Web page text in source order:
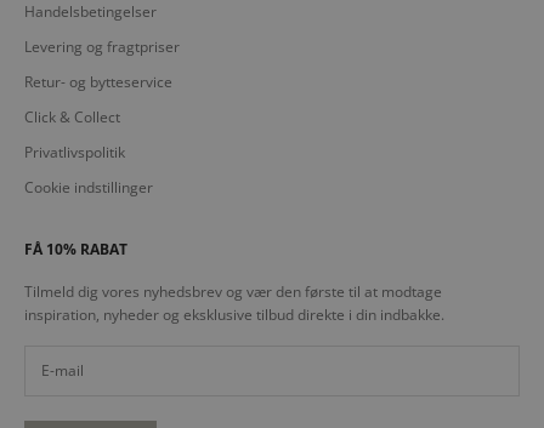
Handelsbetingelser
Levering og fragtpriser
Retur- og bytteservice
Click & Collect
Privatlivspolitik
Cookie indstillinger
FÅ 10% RABAT
Tilmeld dig vores nyhedsbrev og vær den første til at modtage
inspiration, nyheder og eksklusive tilbud direkte i din indbakke.